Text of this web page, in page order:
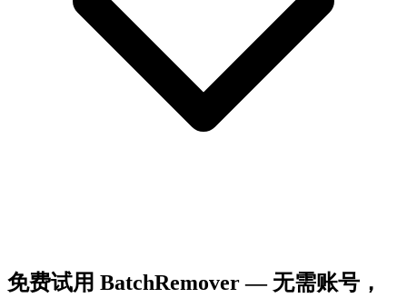
免费试用 BatchRemover — 无需账号，